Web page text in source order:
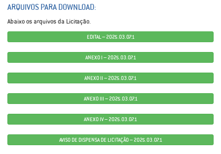
ARQUIVOS PARA DOWNLOAD:
Abaixo os arquivos da Licitação.
EDITAL – 2025.03.07.1
ANEXO I – 2025.03.07.1
ANEXO II – 2025.03.07.1
ANEXO III – 2025.03.07.1
ANEXO IV – 2025.03.07.1
AVISO DE DISPENSA DE LICITAÇÃO – 2025.03.07.1